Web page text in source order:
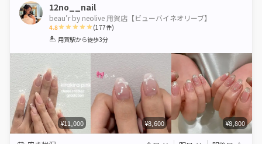
12no__nail
beau’r by neolive 用賀店【ビューバイネオリーブ】
4.8
1 2 3 4 5
(177件)
用賀駅から徒歩3分
¥11,000 ¥8,600 ¥8,800